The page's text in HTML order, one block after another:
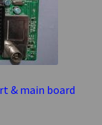
& main board